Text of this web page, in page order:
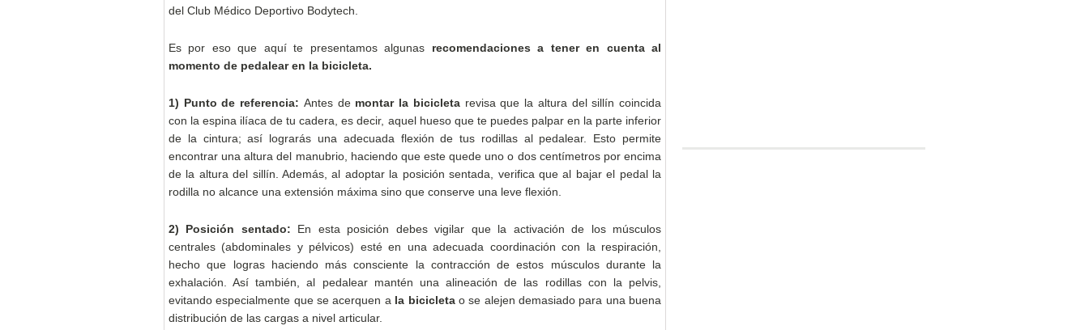
del Club Médico Deportivo Bodytech.
Es por eso que aquí te presentamos algunas recomendaciones a tener en cuenta al
momento de pedalear en la bicicleta.
1) Punto de referencia: Antes de montar la bicicleta revisa que la altura del sillín coincida
con la espina ilíaca de tu cadera, es decir, aquel hueso que te puedes palpar en la parte inferior
de la cintura; así lograrás una adecuada flexión de tus rodillas al pedalear. Esto permite
encontrar una altura del manubrio, haciendo que este quede uno o dos centímetros por encima
de la altura del sillín. Además, al adoptar la posición sentada, verifica que al bajar el pedal la
rodilla no alcance una extensión máxima sino que conserve una leve flexión.
2) Posición sentado: En esta posición debes vigilar que la activación de los músculos
centrales (abdominales y pélvicos) esté en una adecuada coordinación con la respiración,
hecho que logras haciendo más consciente la contracción de estos músculos durante la
exhalación. Así también, al pedalear mantén una alineación de las rodillas con la pelvis,
evitando especialmente que se acerquen a la bicicleta o se alejen demasiado para una buena
distribución de las cargas a nivel articular.